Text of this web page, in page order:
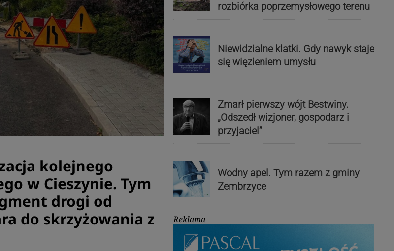
kolejnego
w Cieszynie. Tym
drogi od
do skrzyżowania z
rozbiórka poprzemysłowego terenu
Niewidzialne klatki. Gdy nawyk staje
się więzieniem umysłu
Zmarł pierwszy wójt Bestwiny.
„Odszedł wizjoner, gospodarz i
przyjaciel”
Wodny apel. Tym razem z gminy
Zembrzyce
Reklama